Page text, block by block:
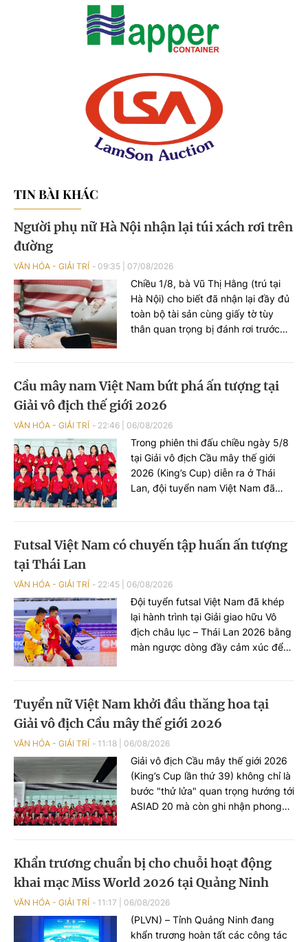
TIN BÀI KHÁC
Người phụ nữ Hà Nội nhận lại túi xách rơi trên
đường
VĂN HÓA - GIẢI TRÍ 09:35 07/08/2026
Chiều 1/8, bà Vũ Thị Hằng (trú tại
Hà Nội) cho biết đã nhận lại đầy đủ
toàn bộ tài sản cùng giấy tờ tùy
thân quan trọng bị đánh rơi trước
Khoa học và Công nghệ.
Cầu mây nam Việt Nam bứt phá ấn tượng tại
Giải vô địch thế giới 2026
VĂN HÓA - GIẢI TRÍ 22:46 06/08/2026
Trong phiên thi đấu chiều ngày 5/8
tại Giải vô địch Cầu mây thế giới
2026 (King’s Cup) diễn ra ở Thái
Lan, đội tuyển nam Việt Nam đã
Singapore và Iraq.
Futsal Việt Nam có chuyến tập huấn ấn tượng
tại Thái Lan
VĂN HÓA - GIẢI TRÍ 22:45 06/08/2026
Đội tuyển futsal Việt Nam đã khép
lại hành trình tại Giải giao hữu Vô
địch châu lục – Thái Lan 2026 bằng
màn ngược dòng đầy cảm xúc để
Tuyển nữ Việt Nam khởi đầu thăng hoa tại
Giải vô địch Cầu mây thế giới 2026
VĂN HÓA - GIẢI TRÍ 11:18 06/08/2026
Giải vô địch Cầu mây thế giới 2026
(King’s Cup lần thứ 39) không chỉ là
bước "thử lửa" quan trọng hướng tới
ASIAD 20 mà còn ghi nhận phong
Khẩn trương chuẩn bị cho chuỗi hoạt động
khai mạc Miss World 2026 tại Quảng Ninh
VĂN HÓA - GIẢI TRÍ 11:17 06/08/2026
(PLVN) – Tỉnh Quảng Ninh đang
khẩn trương hoàn tất các công tác